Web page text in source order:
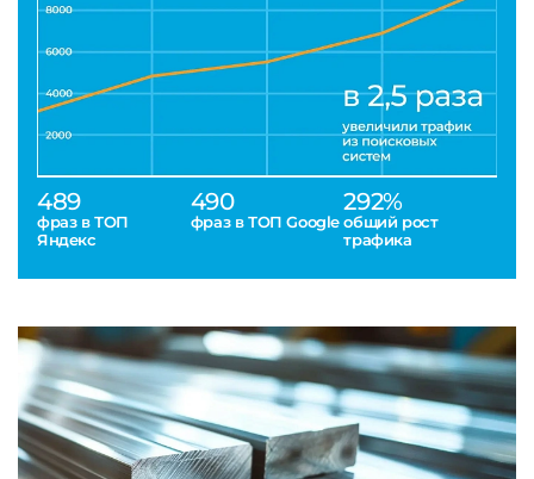
489
фраз в ТОП
Яндекс
490
фраз в ТОП Google
292%
общий рост
трафика